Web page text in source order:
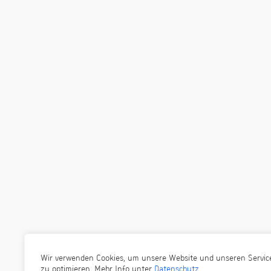
Wir verwenden Cookies, um unsere Website und unseren